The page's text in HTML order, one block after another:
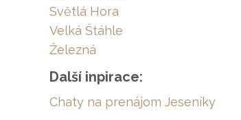
Světlá Hora
Velká Štáhle
Železná
Další inpirace:
Chaty na prenájom Jeseníky